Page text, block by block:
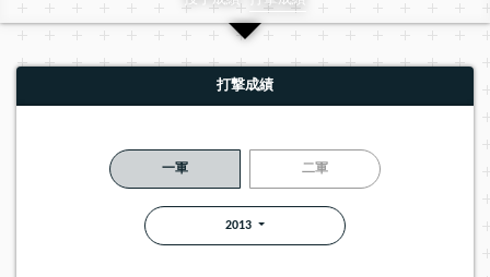
打撃成績
一軍 二軍
2013